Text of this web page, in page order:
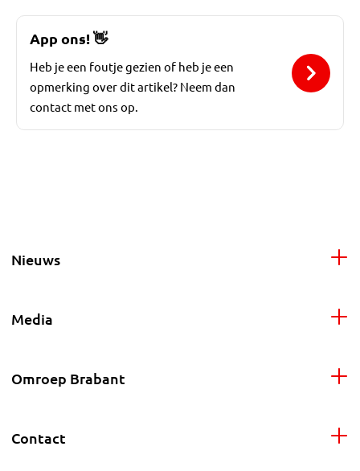
App ons!👋
Heb je een foutje gezien of heb je een
opmerking over dit artikel? Neem dan
contact met ons op.
Nieuws
Media
Omroep Brabant
Contact